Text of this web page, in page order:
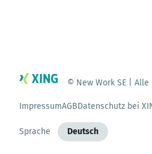
© New Work SE |
ImpressumAGBDatenschutz bei
Sprache Deutsch